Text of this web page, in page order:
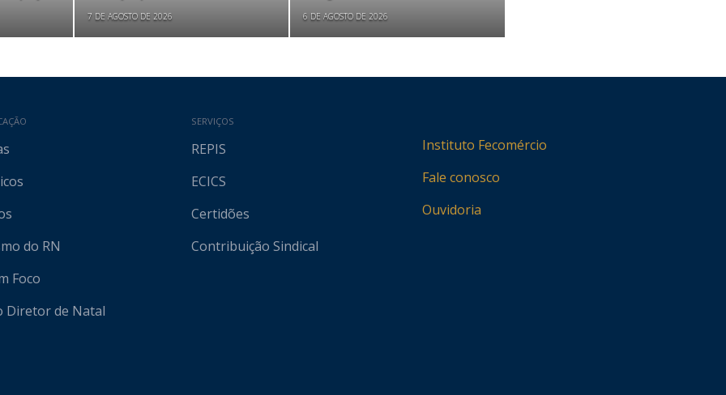
7 DE AGOSTO DE 2026 6 DE AGOSTO DE 2026
do RN
Foco
Diretor de Natal
SERVIÇOS
REPIS
ECICS
Certidões
Contribuição Sindical
Instituto Fecomércio
Fale conosco
Ouvidoria